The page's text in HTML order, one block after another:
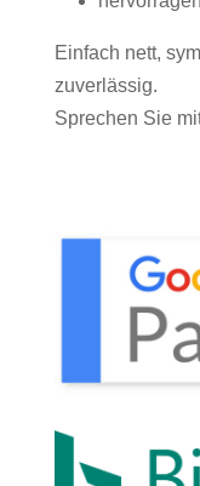
Einfach nett,
zuverlässig.
Sprechen Sie